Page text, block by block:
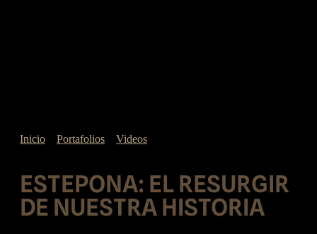
Inicio Portafolios Videos
ESTEPONA: EL RESURGIR
DE NUESTRA HISTORIA